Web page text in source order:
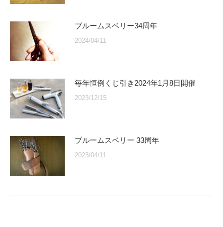
ブルームスベリー34周年
2024/04/11
毎年恒例くじ引き2024年1月8日開催
2023/12/15
ブルームスベリー 33周年
2023/04/11